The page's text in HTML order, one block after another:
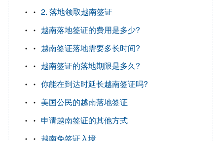
2. 落地领取越南签证
越南落地签证的费用是多少?
越南签证落地需要多长时间?
越南签证的落地期限是多久?
你能在到达时延长越南签证吗?
美国公民的越南落地签证
申请越南签证的其他方式
越南免签证入境